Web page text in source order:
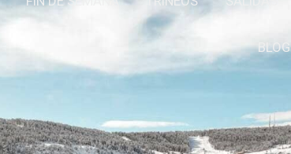
BLOG